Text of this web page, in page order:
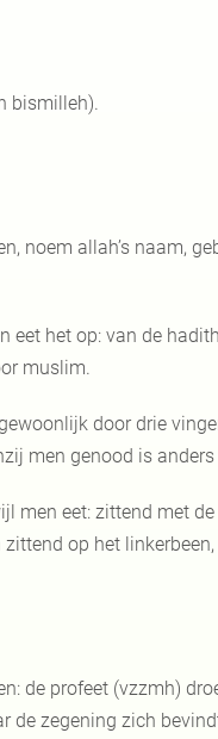
bismilleh).
noem allah’s naam,
het op: van de
muslim.
door drie
men genood is anders
men eet: zittend met
op het
de profeet (vzzmh)
de zegening zich